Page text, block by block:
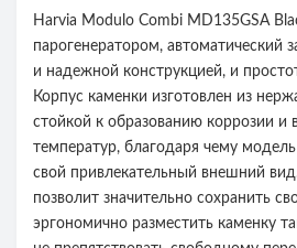
Harvia Modulo Combi MD135GSA
парогенератором, автоматический
и надежной конструкцией, и
Корпус каменки изготовлен из
стойкой к образованию коррозии и
температур, благодаря чему
свой привлекательный внешний
позволит значительно сохранить
эргономично разместить каменку